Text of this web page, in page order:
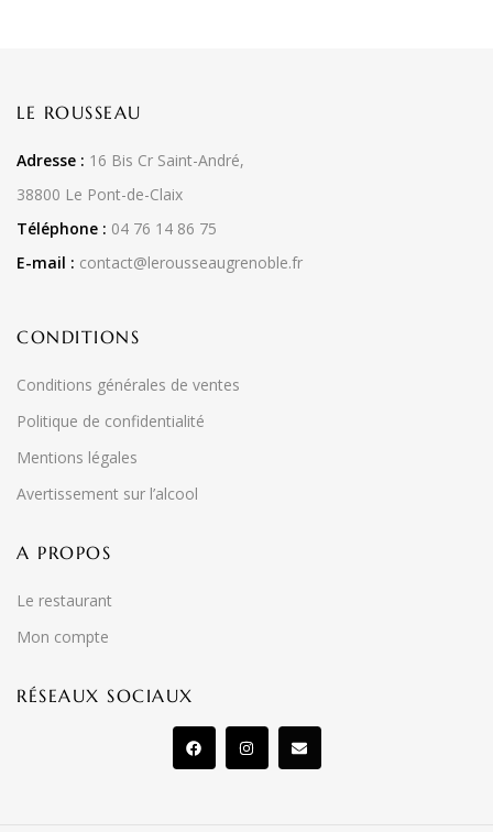
LE ROUSSEAU
Adresse : 16 Bis Cr Saint-André,
38800 Le Pont-de-Claix
Téléphone : 04 76 14 86 75
E-mail : contact@lerousseaugrenoble.fr
CONDITIONS
Conditions générales de ventes
Politique de confidentialité
Mentions légales
Avertissement sur l’alcool
A PROPOS
Le restaurant
Mon compte
RÉSEAUX SOCIAUX